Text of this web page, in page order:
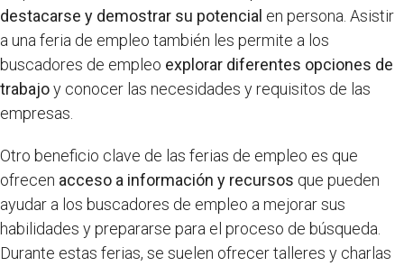
destacarse y demostrar su potencial en persona. Asistir
a una feria de empleo también les permite a los
buscadores de empleo explorar diferentes opciones de
trabajoy conocer las necesidades y requisitos de las
empresas.
Otro beneficio clave de las ferias de empleo es que
ofrecen acceso a información y recursos que pueden
ayudar a los buscadores de empleo a mejorar sus
habilidades y prepararse para el proceso de búsqueda.
Durante estas ferias, se suelen ofrecer talleres y charlas